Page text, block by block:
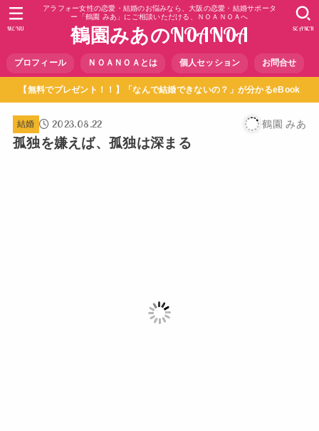
アラフォー女性の恋愛・結婚のお悩みなら、大阪の恋愛・結婚サポータ
ー「鶴園 みあ」にご相談いただける、ＮＯＡＮＯＡへ
鶴園みあのNOANOA
プロフィール ＮＯＡＮＯＡとは 個人セッション お問合せ
SEARCH
MENU
【無料でプレゼント！！】「なんで結婚できないの？」が分かるeBook
結婚 2023.08.22 鶴園 みあ
孤独を嫌えば、孤独は深まる